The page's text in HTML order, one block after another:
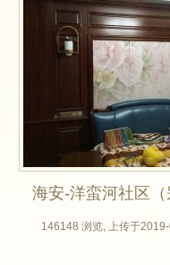
海安-洋蛮河社区（
墅，北美樱桃全屋
146148 浏览, 上传于